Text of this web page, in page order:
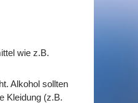
wie z.B.
Alkohol sollten
Kleidung (z.B.